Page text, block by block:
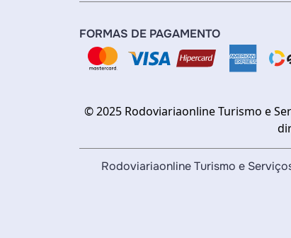
FORMAS DE PAGAMENTO
© 2025 Rodoviariaonline Turismo e
Rodoviariaonline Turismo e